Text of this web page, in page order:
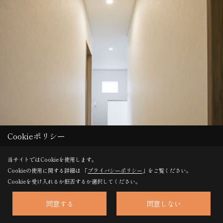
Cookieポリシー
当サイトではCookieを使用します。
Cookieの使用に関する詳細は 「プライバシーポリシー 」をご覧ください。
Cookieを受け入れるか拒否するか選択してください。
同意する 同意しない